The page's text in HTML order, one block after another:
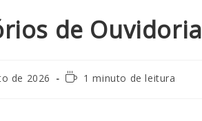
de Ouvidoria
de 2026 1 minuto de leitura